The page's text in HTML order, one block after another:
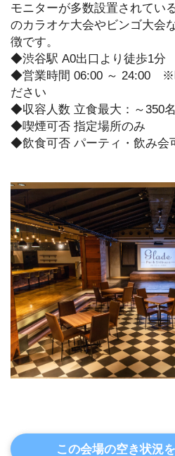
モニターが多数設置されてい
のカラオケ大会やビンゴ大会
徴です。
◆渋谷駅 A0出口より徒歩1分
◆営業時間 06:00 ～ 24:00 ※
ださい
◆収容人数 立食最大：～350名
◆喫煙可否 指定場所のみ
◆飲食可否 パーティ・飲み会
この会場の空き状況